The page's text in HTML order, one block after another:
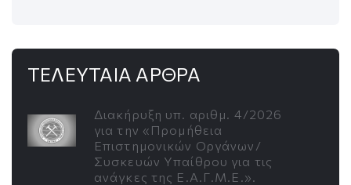
ΤΕΛΕΥΤΑΙΑ ΑΡΘΡΑ
Διακήρυξη υπ. αριθμ. 4/2026
για την «Προμήθεια
Επιστημονικών Οργάνων/
Συσκευών Υπαίθρου για τις
ανάγκες της Ε.Α.Γ.Μ.Ε.».